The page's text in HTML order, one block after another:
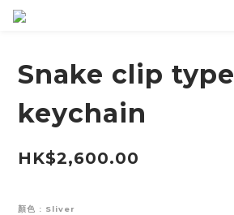
Snake clip type
keychain
HK$2,600.00
顏色 : Sliver